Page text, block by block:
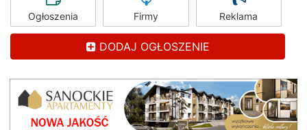
Ogłoszenia Firmy Reklama
DODAJ OGŁOSZENIE